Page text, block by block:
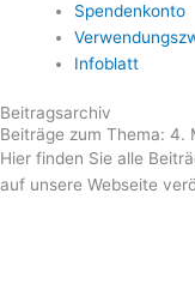
Spendenkonto
Infoblatt
Beitragsarchiv
Beiträge zum Thema: 4.
Hier finden Sie alle
auf unsere Webseite